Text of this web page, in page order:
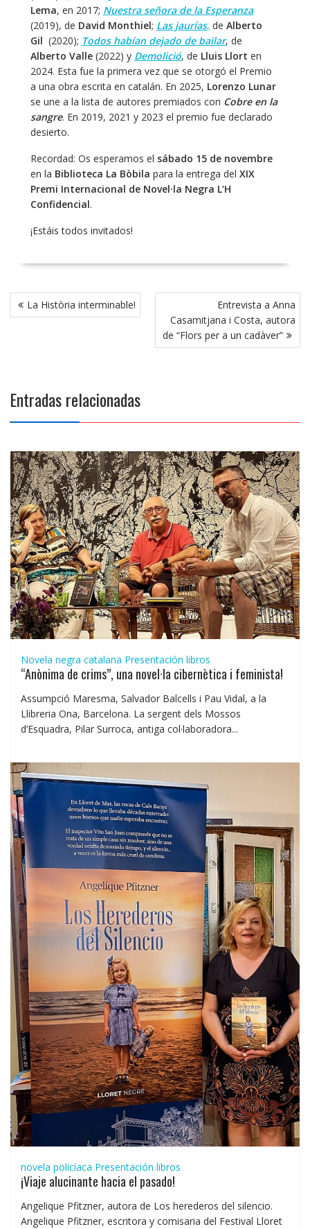
Lema, en 2017; Nuestra señora de la Esperanza
(2019), de David Monthiel; Las jaurías, de Alberto
Gil (2020); Todos habían dejado de bailar, de
Alberto Valle(2022) y Demolició, de Lluis Llort en
2024. Esta fue la primera vez que se otorgó el Premio
a una obra escrita en catalán. En 2025, Lorenzo Lunar
se une a la lista de autores premiados con Cobre en la
sangre. En 2019, 2021 y 2023 el premio fue declarado
desierto.
Recordad: Os esperamos el sábado 15 de novembre
en la Biblioteca La Bòbila para la entrega del XIX
Premi Internacional de Novel·la Negra L’H
Confidencial.
¡Estáis todos invitados!
Navegación
de
La Història interminable!
Entrevista a Anna
Casamitjana i Costa, autora
de “Flors per a un cadàver”
Entradas relacionadas
Novela negra catalana Presentación libros
“Anònima de crims”, una novel·la cibernètica i feminista!
Assumpció Maresma, Salvador Balcells i Pau Vidal, a la
Llibreria Ona, Barcelona. La sergent dels Mossos
d’Esquadra, Pilar Surroca, antiga col·laboradora...
novela policíaca Presentación libros
¡Viaje alucinante hacia el pasado!
Angelique Pfitzner, autora de Los herederos del silencio.
Angelique Pfitzner, escritora y comisaria del Festival Lloret